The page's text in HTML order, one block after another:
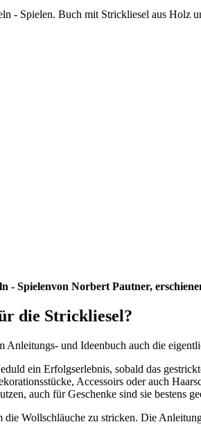
- Spielen. Buch mit Strickliesel aus Holz
- Spielenvon Norbert Pautner,
die Strickliesel?
Anleitungs- und Ideenbuch auch die
ein Erfolgserlebnis, sobald das
Accessoirs oder auch
auch für Geschenke sind sie bestens
Wollschläuche zu stricken. Die